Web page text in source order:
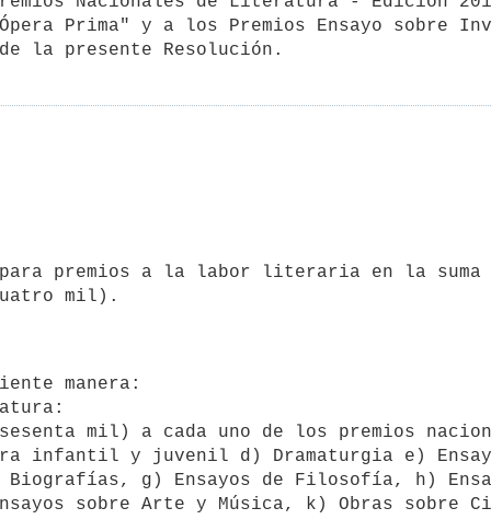
Prima" y a los Premios Ensayo sobre
la presente Resolución.
infantil y juvenil d) Dramaturgia e)
Biografías, g) Ensayos de Filosofía, h)
sobre Arte y Música, k) Obras sobre